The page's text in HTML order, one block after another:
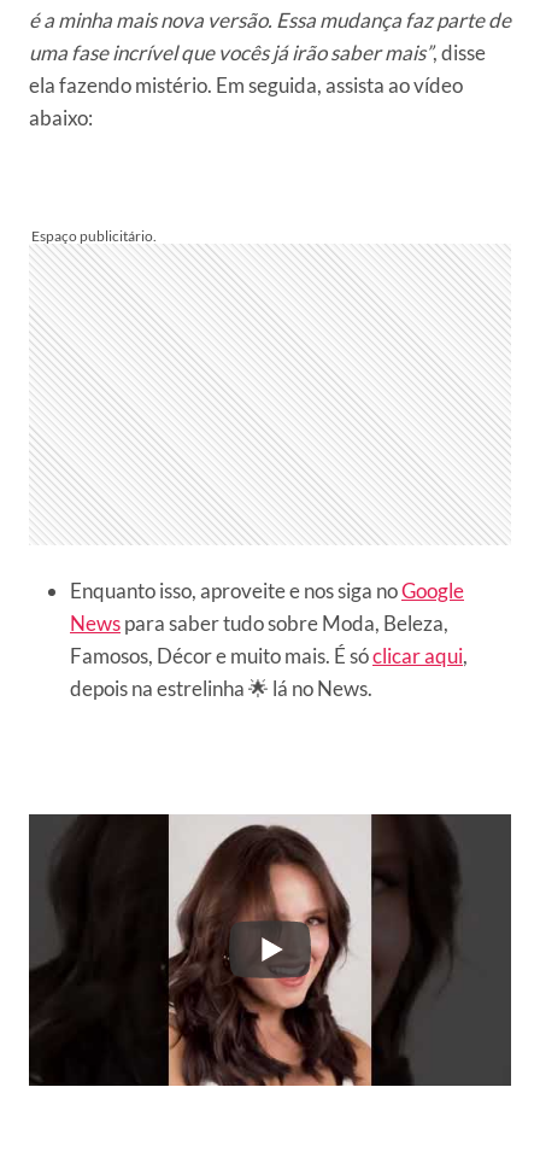
é a minha mais nova versão. Essa mudança faz parte de
uma fase incrível que vocês já irão saber mais”, disse
ela fazendo mistério. Em seguida, assista ao vídeo
abaixo:
Enquanto isso, aproveite e nos siga noGoogle
Newspara saber tudo sobre Moda, Beleza,
Famosos, Décor e muito mais. É sóclicar aqui,
depois na estrelinha 🌟 lá no News.